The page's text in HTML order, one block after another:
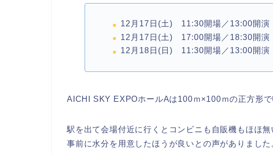
12月17日(土) 11:30開場／13:00開演
12月17日(土) 17:00開場／18:30開演
12月18日(日) 11:30開場／13:00開演
AICHI SKY EXPOホールAは100ｍ×100ｍの正方形で
駅を出て会場付近に行くとコンビニも自販機もほほ
事前に水分を用意したほうが良いとの声がありました